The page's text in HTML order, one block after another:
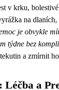
v krku,
na
je obvykle
týdne bez
a zmírnit
Léčba a